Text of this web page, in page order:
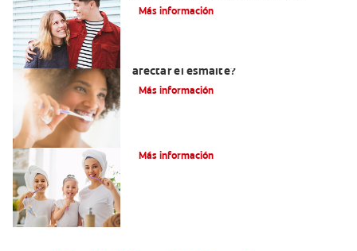
Más información
afectar el esmalte?
Más información
Más información